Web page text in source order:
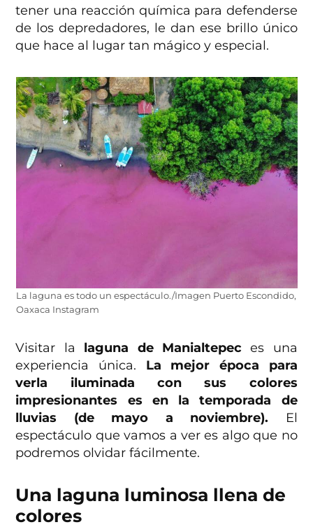
tener una reacción química para defenderse
de los depredadores, le dan ese brillo único
que hace al lugar tan mágico y especial.
La laguna es todo un espectáculo./Imagen Puerto Escondido,
Oaxaca Instagram
Visitar la laguna de Manialtepeces una
experiencia única. La mejor época para
verla iluminada con sus colores
impresionantes es en la temporada de
lluvias (de mayo a noviembre). El
espectáculo que vamos a ver es algo que no
podremos olvidar fácilmente.
Una laguna luminosa llena de
colores